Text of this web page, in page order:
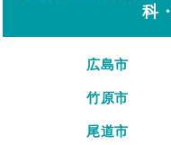
科
広島市
竹原市
尾道市